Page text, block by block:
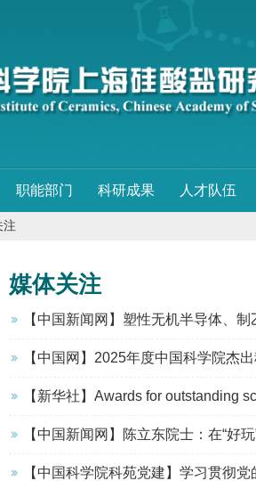
职能部门 科研成果 人才队伍
注
媒体关注
【中国新闻网】塑性无机半导体、
【中国网】2025年度中国科学院杰
【新华社】Awards for outstanding
【中国新闻网】陈立东院士：在“好
【中国科学院科苑党建】 学习贯彻党的